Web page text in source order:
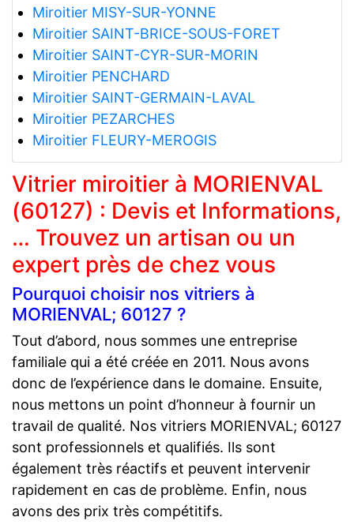
Miroitier MISY-SUR-YONNE
Miroitier SAINT-BRICE-SOUS-FORET
Miroitier SAINT-CYR-SUR-MORIN
Miroitier PENCHARD
Miroitier SAINT-GERMAIN-LAVAL
Miroitier PEZARCHES
Miroitier FLEURY-MEROGIS
Vitrier miroitier à MORIENVAL
(60127) : Devis et Informations,
… Trouvez un artisan ou un
expert près de chez vous
Pourquoi choisir nos vitriers à
MORIENVAL; 60127 ?
Tout d’abord, nous sommes une entreprise
familiale qui a été créée en 2011. Nous avons
donc de l’expérience dans le domaine. Ensuite,
nous mettons un point d’honneur à fournir un
travail de qualité. Nos vitriers MORIENVAL; 60127
sont professionnels et qualifiés. Ils sont
également très réactifs et peuvent intervenir
rapidement en cas de problème. Enfin, nous
avons des prix très compétitifs.